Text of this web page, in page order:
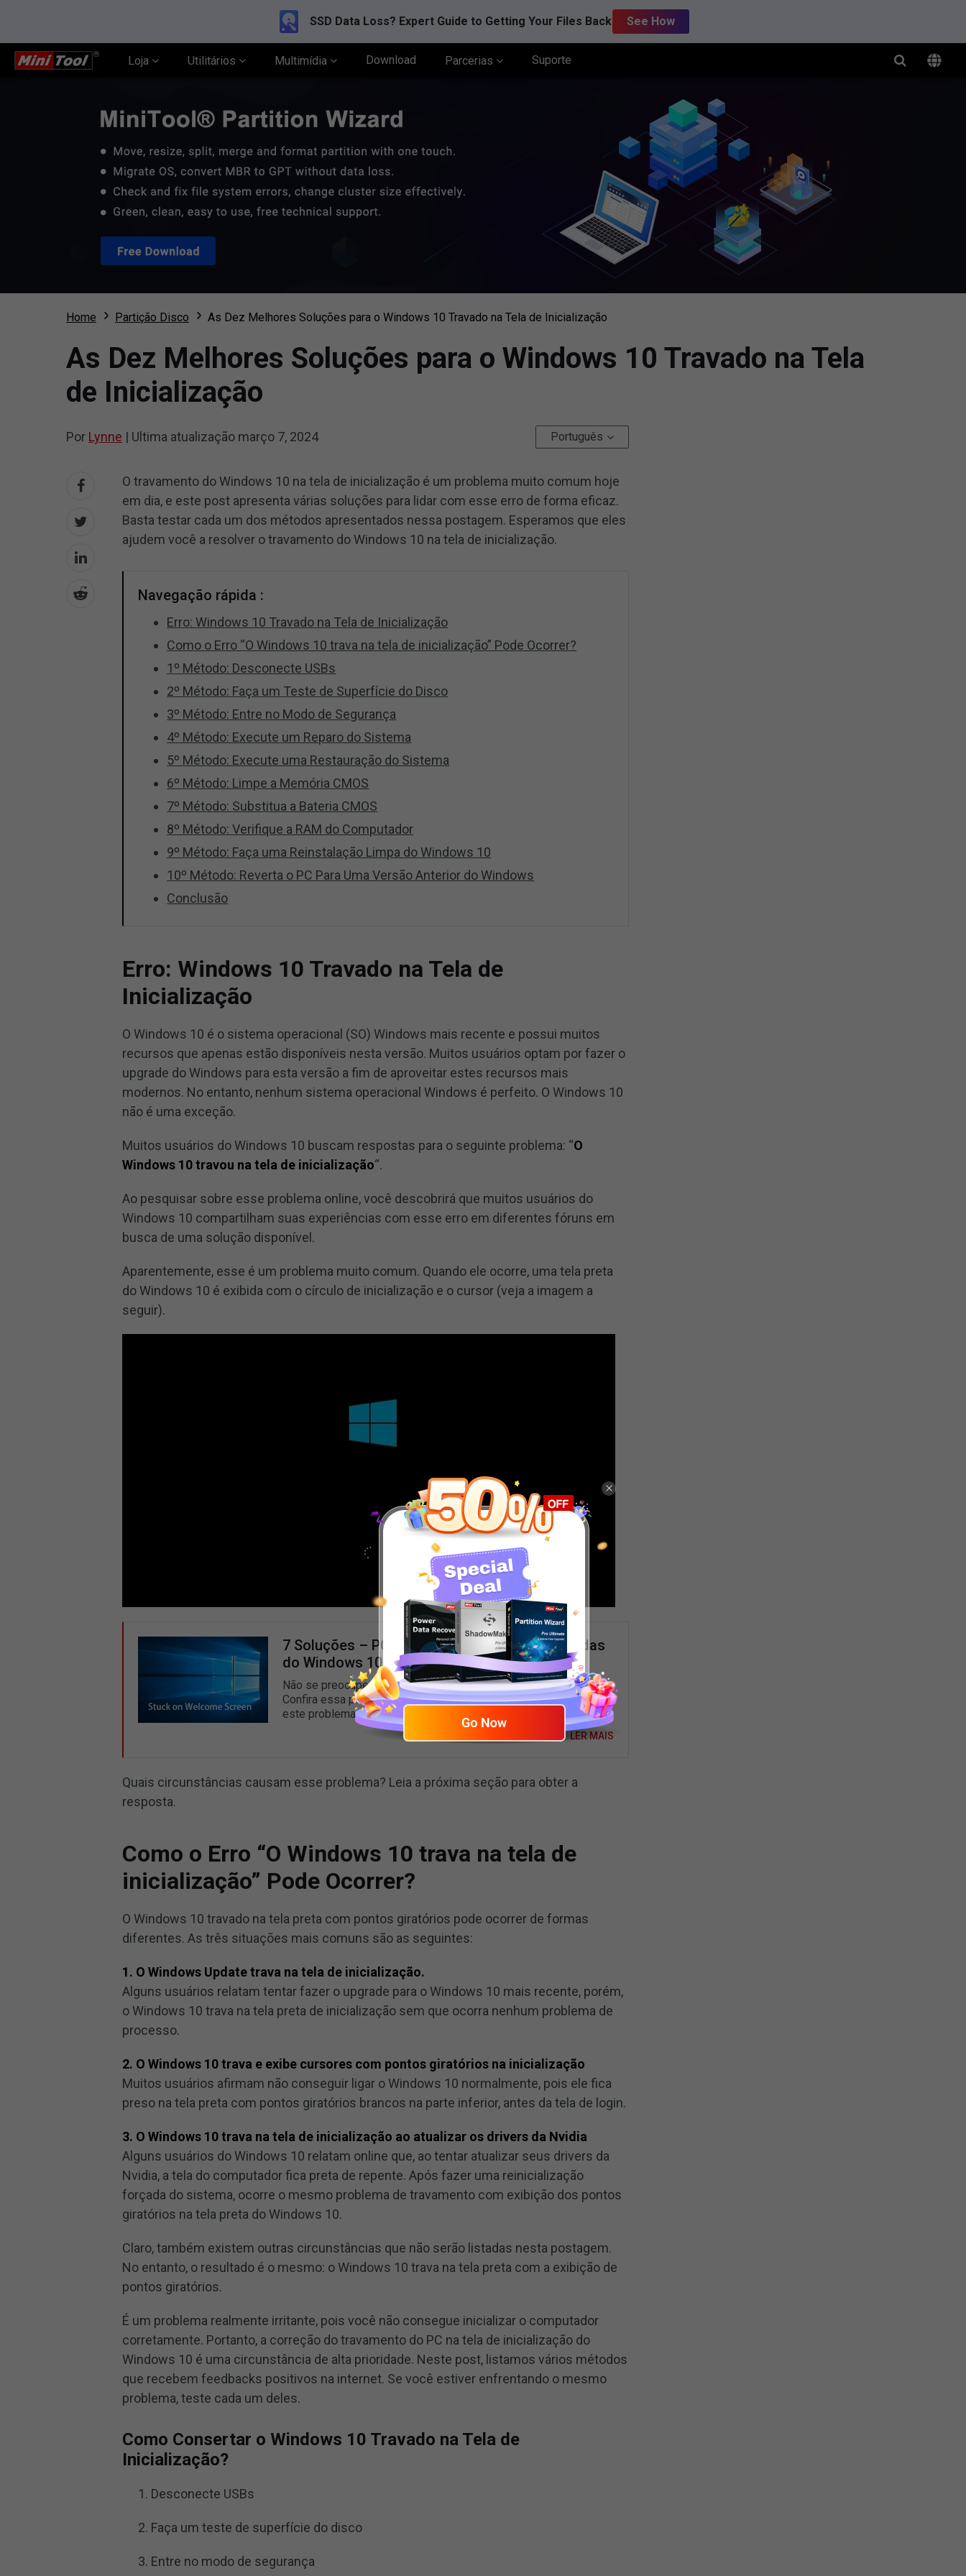
SSD Data Loss? Expert Guide to Getting Your Files Back See How
Loja Utilitários Multimídia Download Parcerias Suporte
Home Partição Disco As Dez Melhores Soluções para o Windows 10 Travado na Tela de Inicialização
As Dez Melhores Soluções para o Windows 10 Travado na Tela
de Inicialização
Por Lynne | Ultima atualização março 7, 2024 Português
O travamento do Windows 10 na tela de inicialização é um problema muito comum hoje
em dia, e este post apresenta várias soluções para lidar com esse erro de forma eficaz.
Basta testar cada um dos métodos apresentados nessa postagem. Esperamos que eles
ajudem você a resolver o travamento do Windows 10 na tela de inicialização.
Navegação rápida :
Erro: Windows 10 Travado na Tela de Inicialização
Como o Erro “O Windows 10 trava na tela de inicialização” Pode Ocorrer?
1º Método: Desconecte USBs
2º Método: Faça um Teste de Superfície do Disco
3º Método: Entre no Modo de Segurança
4º Método: Execute um Reparo do Sistema
5º Método: Execute uma Restauração do Sistema
6º Método: Limpe a Memória CMOS
7º Método: Substitua a Bateria CMOS
8º Método: Verifique a RAM do Computador
9º Método: Faça uma Reinstalação Limpa do Windows 10
10º Método: Reverta o PC Para Uma Versão Anterior do Windows
Conclusão
Erro: Windows 10 Travado na Tela de
Inicialização
O Windows 10 é o sistema operacional (SO) Windows mais recente e possui muitos
recursos que apenas estão disponíveis nesta versão. Muitos usuários optam por fazer o
upgrade do Windows para esta versão a fim de aproveitar estes recursos mais
modernos. No entanto, nenhum sistema operacional Windows é perfeito. O Windows 10
não é uma exceção.
Muitos usuários do Windows 10 buscam respostas para o seguinte problema: “O
Windows 10 travou na tela de inicialização“.
Ao pesquisar sobre esse problema online, você descobrirá que muitos usuários do
Windows 10 compartilham suas experiências com esse erro em diferentes fóruns em
busca de uma solução disponível.
Aparentemente, esse é um problema muito comum. Quando ele ocorre, uma tela preta
do Windows 10 é exibida com o círculo de inicialização e o cursor (veja a imagem a
seguir).
7 Soluções – PC Travado na Tela de Boas-Vindas
do Windows 10/8/7
Não se preocupe se o Windows travar na tela de boas-vindas!
Confira essa postagem para descobrir 7 soluções eficazes para
este problema.
LER MAIS
Quais circunstâncias causam esse problema? Leia a próxima seção para obter a
resposta.
Como o Erro “O Windows 10 trava na tela de
inicialização” Pode Ocorrer?
O Windows 10 travado na tela preta com pontos giratórios pode ocorrer de formas
diferentes. As três situações mais comuns são as seguintes:
1. O Windows Update trava na tela de inicialização.
Alguns usuários relatam tentar fazer o upgrade para o Windows 10 mais recente, porém,
o Windows 10 trava na tela preta de inicialização sem que ocorra nenhum problema de
processo.
2. O Windows 10 trava e exibe cursores com pontos giratórios na inicialização
Muitos usuários afirmam não conseguir ligar o Windows 10 normalmente, pois ele fica
preso na tela preta com pontos giratórios brancos na parte inferior, antes da tela de login.
3. O Windows 10 trava na tela de inicialização ao atualizar os drivers da Nvidia
Alguns usuários do Windows 10 relatam online que, ao tentar atualizar seus drivers da
Nvidia, a tela do computador fica preta de repente. Após fazer uma reinicialização
forçada do sistema, ocorre o mesmo problema de travamento com exibição dos pontos
giratórios na tela preta do Windows 10.
Claro, também existem outras circunstâncias que não serão listadas nesta postagem.
No entanto, o resultado é o mesmo: o Windows 10 trava na tela preta com a exibição de
pontos giratórios.
É um problema realmente irritante, pois você não consegue inicializar o computador
corretamente. Portanto, a correção do travamento do PC na tela de inicialização do
Windows 10 é uma circunstância de alta prioridade. Neste post, listamos vários métodos
que recebem feedbacks positivos na internet. Se você estiver enfrentando o mesmo
problema, teste cada um deles.
Como Consertar o Windows 10 Travado na Tela de
Inicialização?
Desconecte USBs
Faça um teste de superfície do disco
Entre no modo de segurança